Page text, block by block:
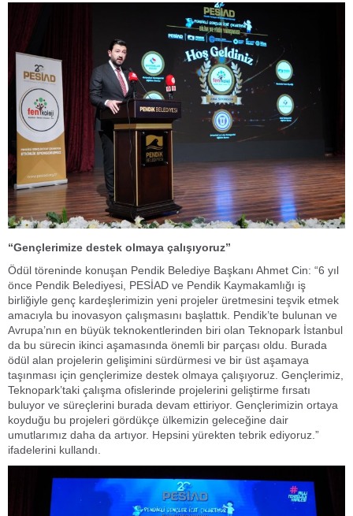
“Gençlerimize destek olmaya çalışıyoruz”
Ödül töreninde konuşan Pendik Belediye Başkanı Ahmet Cin: “6 yıl
önce Pendik Belediyesi, PESİAD ve Pendik Kaymakamlığı iş
birliğiyle genç kardeşlerimizin yeni projeler üretmesini teşvik etmek
amacıyla bu inovasyon çalışmasını başlattık. Pendik’te bulunan ve
Avrupa’nın en büyük teknokentlerinden biri olan Teknopark İstanbul
da bu sürecin ikinci aşamasında önemli bir parçası oldu. Burada
ödül alan projelerin gelişimini sürdürmesi ve bir üst aşamaya
taşınması için gençlerimize destek olmaya çalışıyoruz. Gençlerimiz,
Teknopark’taki çalışma ofislerinde projelerini geliştirme fırsatı
buluyor ve süreçlerini burada devam ettiriyor. Gençlerimizin ortaya
koyduğu bu projeleri gördükçe ülkemizin geleceğine dair
umutlarımız daha da artıyor. Hepsini yürekten tebrik ediyoruz.”
ifadelerini kullandı.